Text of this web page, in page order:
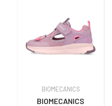
BIOMECANICS
BIOMECANICS